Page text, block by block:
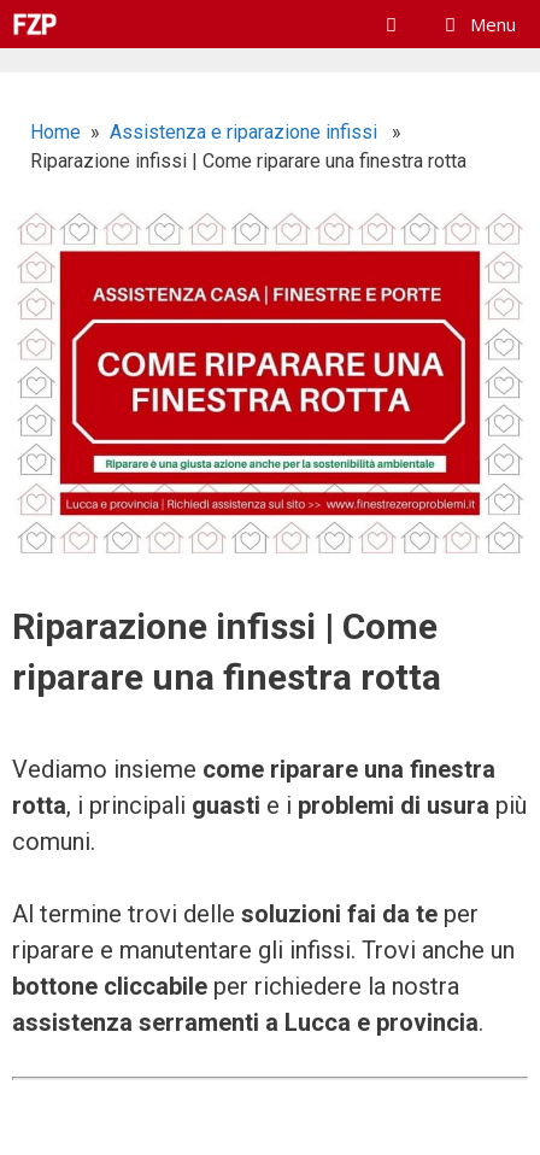
Menu
Home » Assistenza e riparazione infissi »
Riparazione infissi | Come riparare una finestra rotta
Riparazione infissi | Come
riparare una finestra rotta
Vediamo insieme come riparare una finestra
rotta, i principali guasti e i problemi di usura più
comuni.
Al termine trovi delle soluzioni fai da te per
riparare e manutentare gli infissi. Trovi anche un
bottone cliccabile per richiedere la nostra
assistenza serramenti a Lucca e provincia.